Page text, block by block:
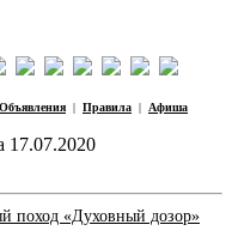
Объявления | Правила | Афиша
17.07.2020
поход «Духовный дозор»